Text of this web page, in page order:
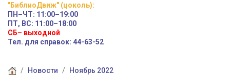
"БиблиоДвиж" (цоколь):
ПН–ЧТ: 11:00–19:00
ПТ, ВС: 11:00–18:00
СБ– выходной
Тел. для справок: 44-63-52
Новости Ноябрь 2022